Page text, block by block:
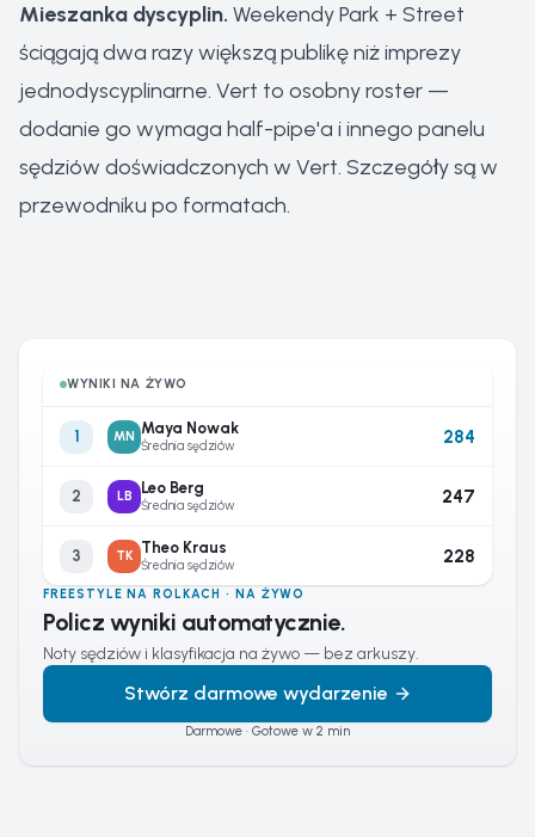
Mieszanka dyscyplin. Weekendy Park + Street
ściągają dwa razy większą publikę niż imprezy
jednodyscyplinarne. Vert to osobny roster —
dodanie go wymaga half-pipe'a i innego panelu
sędziów doświadczonych w Vert. Szczegóły są w
przewodniku po formatach.
WYNIKI NA ŻYWO
1 MN Maya Nowak
Średnia sędziów 284
2 LB Leo Berg
Średnia sędziów 247
3 TK Theo Kraus
Średnia sędziów 228
FREESTYLE NA ROLKACH · NA ŻYWO
Policz wyniki automatycznie.
Noty sędziów i klasyfikacja na żywo — bez arkuszy.
Stwórz darmowe wydarzenie
Darmowe · Gotowe w 2 min